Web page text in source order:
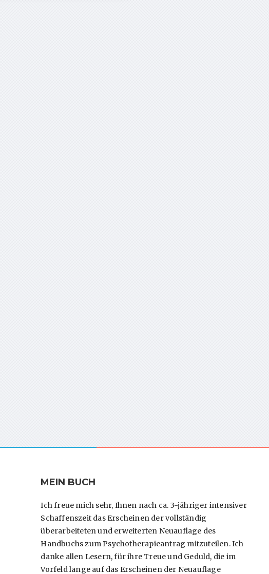
MEIN BUCH
Ich freue mich sehr, Ihnen nach ca. 3-jähriger intensiver
Schaffenszeit das Erscheinen der vollständig
überarbeiteten und erweiterten Neuauflage des
Handbuchs zum Psychotherapieantrag mitzuteilen. Ich
danke allen Lesern, für ihre Treue und Geduld, die im
Vorfeld lange auf das Erscheinen der Neuauflage